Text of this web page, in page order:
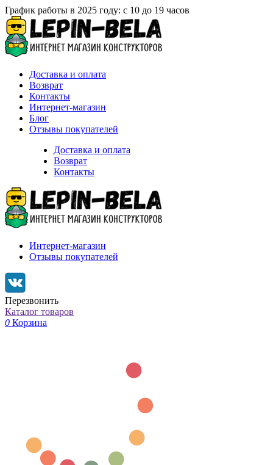
График работы в 2025 году: с 10 до 19 часов
Доставка и оплата
Возврат
Контакты
Интернет-магазин
Блог
Отзывы покупателей
Доставка и оплата
Возврат
Контакты
Интернет-магазин
Отзывы покупателей
Перезвонить
Каталог товаров
0 Корзина